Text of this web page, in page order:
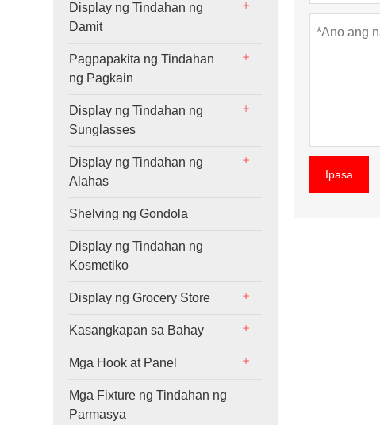
Display ng Tindahan ng
Damit
Pagpapakita ng Tindahan
ng Pagkain
Display ng Tindahan ng
Sunglasses
Display ng Tindahan ng
Alahas
Shelving ng Gondola
Display ng Tindahan ng
Kosmetiko
Display ng Grocery Store
Kasangkapan sa Bahay
Mga Hook at Panel
Mga Fixture ng Tindahan ng
Parmasya
Ipasa